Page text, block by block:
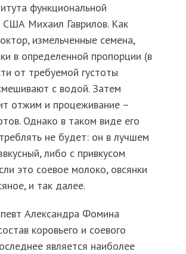
функциональной
Михаил Гаврилов. Как
измельченные семена,
в определенной пропорции (в
от требуемой густоты
с водой. Затем
отжим и процеживание –
Однако в таком виде его
не будет: он в лучшем
либо с привкусом
это соевое молоко, овсянки
и так далее.
Александра Фомина
коровьего и соевого
является наиболее